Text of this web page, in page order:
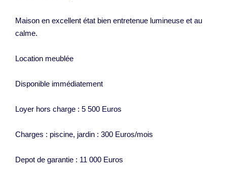
Maison en excellent état bien entretenue lumineuse et au
calme.
Location meublée
Disponible immédiatement
Loyer hors charge : 5 500 Euros
Charges : piscine, jardin : 300 Euros/mois
Depot de garantie : 11 000 Euros